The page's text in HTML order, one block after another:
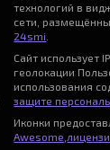
технологий в
сети,
24smi
Сайт использует
геолокации
использования
защите
Иконки
Awesome